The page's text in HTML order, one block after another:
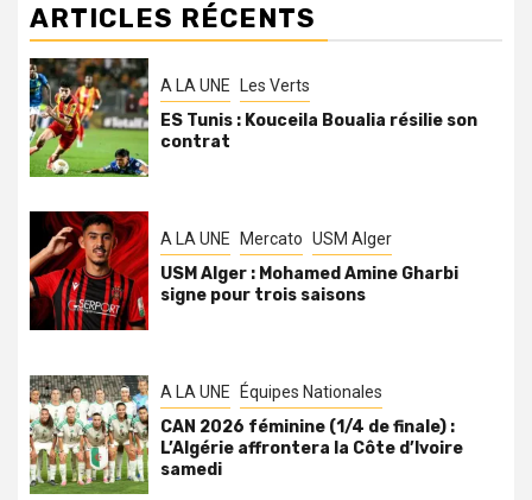
ARTICLES RÉCENTS
A LA UNE Les Verts
ES Tunis : Kouceila Boualia résilie son
contrat
A LA UNE Mercato USM Alger
USM Alger : Mohamed Amine Gharbi
signe pour trois saisons
A LA UNE Équipes Nationales
CAN 2026 féminine (1/4 de finale) :
L’Algérie affrontera la Côte d’Ivoire
samedi